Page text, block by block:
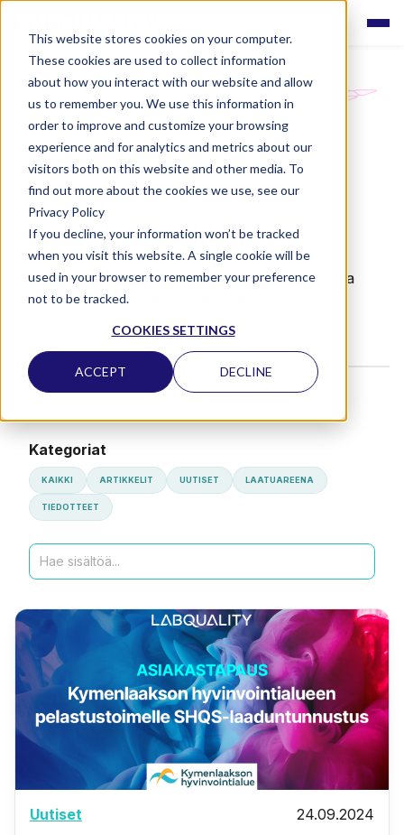
This website stores cookies on your computer.
These cookies are used to collect information
about how you interact with our website and allow
us to remember you. We use this information in
order to improve and customize your browsing
experience and for analytics and metrics about our
visitors both on this website and other media. To
find out more about the cookies we use, see our
Privacy Policy
If you decline, your information won’t be tracked
when you visit this website. A single cookie will be
used in your browser to remember your preference
not to be tracked.
COOKIES SETTINGS
ACCEPT DECLINE
Uutiset ja artikkelit
Lue Labqualityn uutiset, ajankohtaiset artikkelit ja
pysy ajan tasalla laadun maailman uusimmista
Kategoriat
KAIKKI ARTIKKELIT UUTISET LAATUAREENA
TIEDOTTEET
Uutiset 24.09.2024